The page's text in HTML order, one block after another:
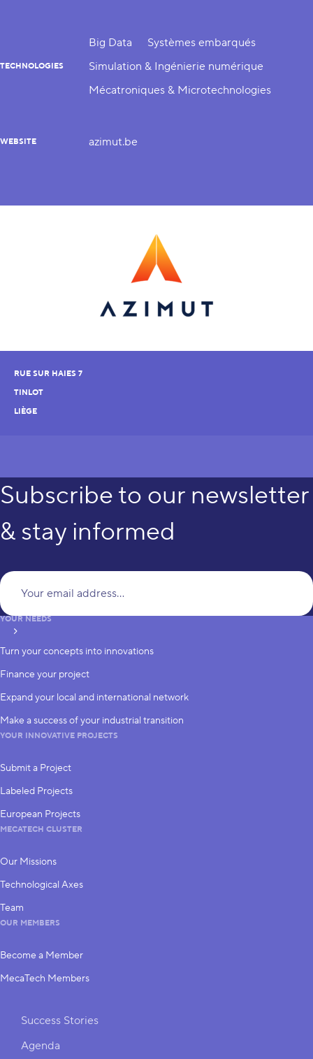
TECHNOLOGIES
Big Data
Systèmes embarqués
Simulation & Ingénierie numérique
Mécatroniques & Microtechnologies
WEBSITE azimut.be
RUE SUR HAIES 7
TINLOT
LIÈGE
Subscribe to our newsletter
& stay informed
subscribe
YOUR NEEDS
Turn your concepts into innovations
Finance your project
Expand your local and international network
Make a success of your industrial transition
YOUR INNOVATIVE PROJECTS
Submit a Project
Labeled Projects
European Projects
MECATECH CLUSTER
Our Missions
Technological Axes
Team
OUR MEMBERS
Become a Member
MecaTech Members
Shortcuts
Success Stories
Agenda